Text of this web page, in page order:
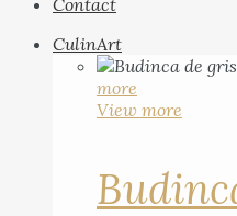
Contact
CulinArt
more
View more